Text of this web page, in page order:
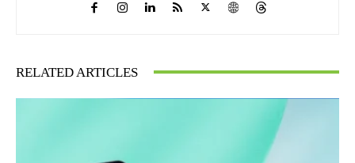
RELATED ARTICLES